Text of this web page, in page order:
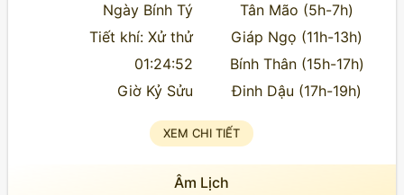
Ngày Bính Tý
Tiết khí: Xử thử
01:24:52
Giờ Kỷ Sửu
Tân Mão (5h-7h)
Giáp Ngọ (11h-13h)
Bính Thân (15h-17h)
Đinh Dậu (17h-19h)
XEM CHI TIẾT
Âm Lịch